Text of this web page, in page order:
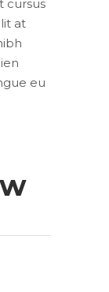
cursus
at
eu